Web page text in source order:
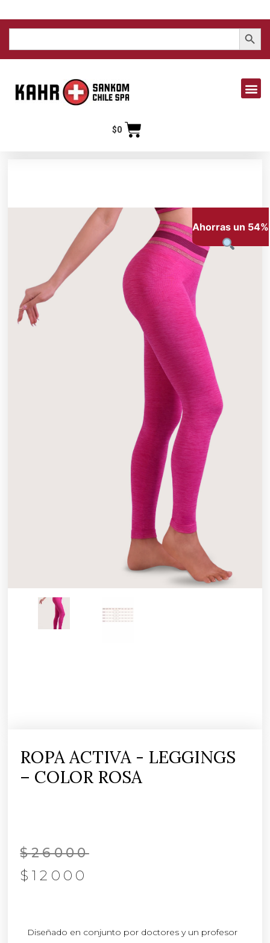
Search
Search
$0
Ahorras un 54%
ROPA ACTIVA - LEGGINGS
– COLOR ROSA
$26000
$ 12000
Diseñado en conjunto por doctores y un profesor